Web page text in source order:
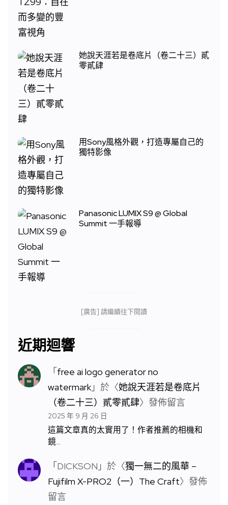
她說天涯若是卷底片（卷二十三）貳
零貳肆
用Sony風格外觀，打造專屬自己的
獨特影像
Panasonic LUMIX S9 @ Global
Summit 一手報導
[廣告] 請繼續往下閱讀
近期迴響
「free ai logo generator no
watermark」於〈她說天涯若是卷底片
（卷二十三）貳零貳肆〉發佈留言
2025 年 9 月 26 日
這篇文章真的太實用了！作者推薦的相機和
鏡…
「DICKSON 」於〈獨一無二的風華 –
Fujifilm X-PRO2（一）The Craft〉發佈
留言